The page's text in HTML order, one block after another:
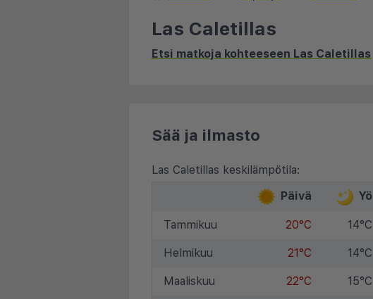
Las Caletillas
Etsi matkoja kohteeseen Las Caletillas
Sää ja ilmasto
Las Caletillas keskilämpötila:
Päivä
Yö
Tammikuu 20°C 14°C
Helmikuu 21°C 14°C
Maaliskuu 22°C 15°C